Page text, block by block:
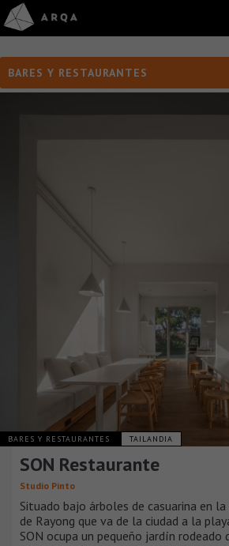
BARES Y RESTAURANTES
BARES Y RESTAURANTES TAILANDIA
SON Restaurante
Studio Pinto
Situado bajo árboles de casuarina en
de Rayong que va de la ciudad a la
SON ocupa un pequeño jardín rodeado